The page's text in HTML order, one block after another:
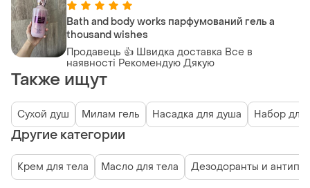
Bath and body works парфумований гель a
thousand wishes
Продавець 👍 Швидка доставка Все в
наявності Рекомендую Дякую
Также ищут
Сухой душ Милам гель Насадка для душа Набор для
Другие категории
Крем для тела Масло для тела Дезодоранты и